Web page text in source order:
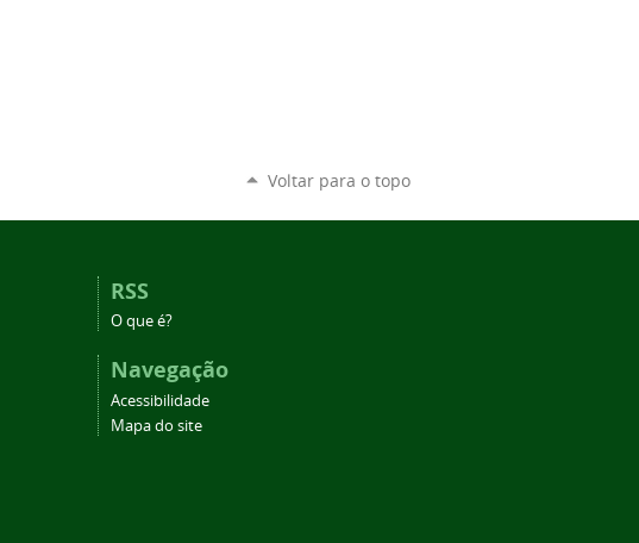
Voltar para o topo
RSS
O que é?
Navegação
Acessibilidade
Mapa do site